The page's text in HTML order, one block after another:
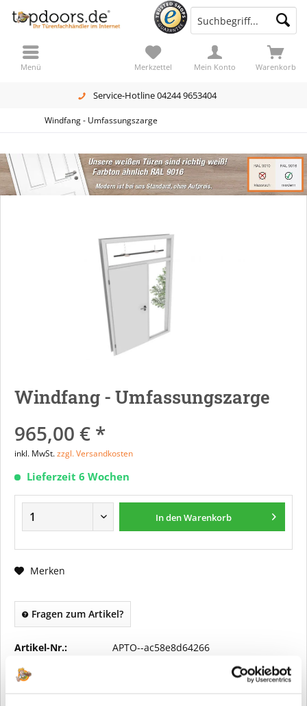
Service-Hotline 04244 9653404
Warenkorb
Merkzettel Mein Konto
Menü
Windfang - Umfassungszarge
Windfang - Umfassungszarge
965,00 € *
inkl. MwSt.zzgl. Versandkosten
Lieferzeit 6 Wochen
In denWarenkorb
Merken
Fragen zum Artikel?
Artikel-Nr.: APTO--ac58e8d64266
Vorteile